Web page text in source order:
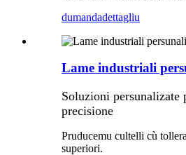
dumandadettagliu
Lame industriali
Soluzioni persunalizate
precisione
Pruducemu cultelli cù
superiori.